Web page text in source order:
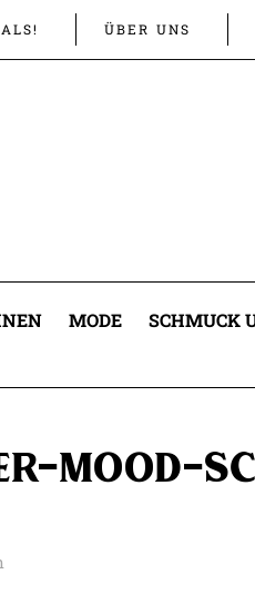
ÜBER UNS
MODE SCHMUCK
mood-